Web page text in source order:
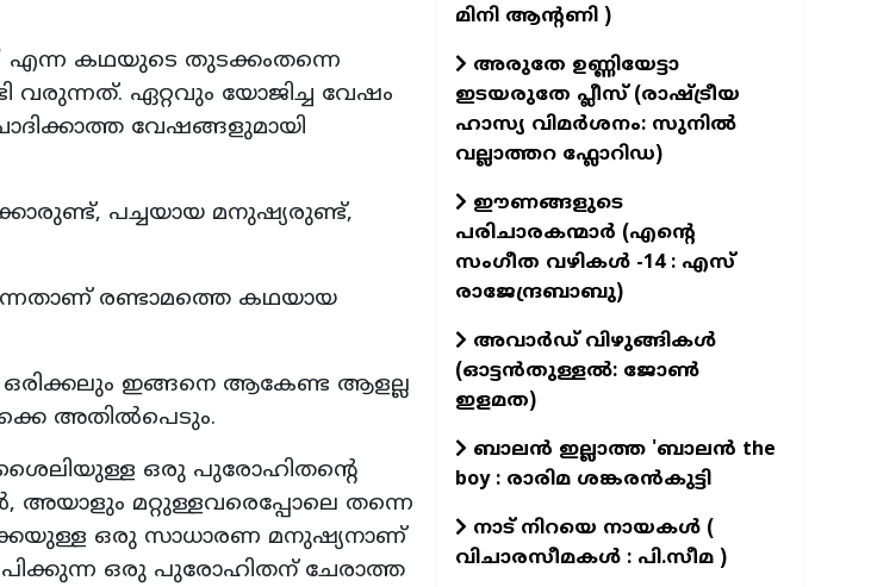
എന്ന കഥയുടെ തുടക്കംതന്നെ
വരുന്നത്. ഏറ്റവും യോജിച്ച വേഷം
വേഷങ്ങളുമായി
പച്ചയായ മനുഷ്യരുണ്ട്,
രണ്ടാമത്തെ കഥയായ
ഇങ്ങനെ ആകേണ്ട ആളല്ല
അതില്‍പെടും.
ഒരു പുരോഹിതന്റെ
അയാളും മറ്റുള്ളവരെപ്പോലെ തന്നെ
ഒരു സാധാരണ മനുഷ്യനാണ്
ഒരു പുരോഹിതന് ചേരാത്ത
മിനി ആന്റണി )
അരുതേ ഉണ്ണിയേട്ടാ
ഇടയരുതേ പ്ലീസ് (രാഷ്ട്രീയ
ഹാസ്യ വിമർശനം: സുനിൽ
വല്ലാത്തറ ഫ്ലോറിഡ)
ഈണങ്ങളുടെ
പരിചാരകന്മാര്‍ (എന്‍റെ
സംഗീത വഴികള്‍ -14 : എസ്
രാജേന്ദ്രബാബു)
അവാർഡ് വിഴുങ്ങികൾ
(ഓട്ടൻതുള്ളൽ: ജോൺ
ഇളമത)
ബാലൻ ഇല്ലാത്ത 'ബാലൻ the
boy : രാരിമ ശങ്കരൻകുട്ടി
നാട് നിറയെ നായകൾ (
വിചാരസീമകൾ : പി.സീമ )